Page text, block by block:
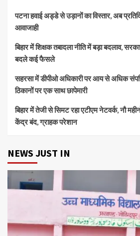
पटना हवाई अड्डे से उड़ानों का विस्तार, अब
आवाजाही
बिहार में शिक्षक तबादला नीति में बड़ा बदलाव,
बदले कई फैसले
सहरसा में डीपीओ अधिकारी पर आय से अधिक
ठिकानों पर एक साथ छापेमारी
बिहार में तेजी से सिमट रहा एटीएम नेटवर्क, नौ
केंद्र बंद, ग्राहक परेशान
NEWS JUST IN